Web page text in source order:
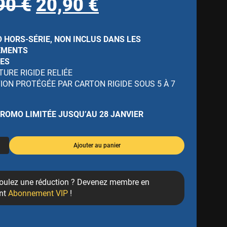
€ Le
prix
était :
34,90 €.
20,90 €
est :
20,90 €.
HORS-SÉRIE, NON INCLUS DANS LES
RIGIDE RELIÉE
PROTÉGÉE PAR CARTON RIGIDE SOUS 5 À 7
LIMITÉE JUSQU’AU 28 JANVIER
Ajouter au panier
une réduction ? Devenez membre en
Abonnement VIP !